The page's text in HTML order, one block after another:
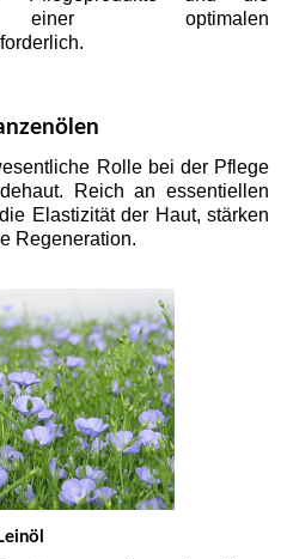
einer optimalen
Rolle bei der Pflege
Reich an essentiellen
Elastizität der Haut, stärken
Regeneration.
Leinöl